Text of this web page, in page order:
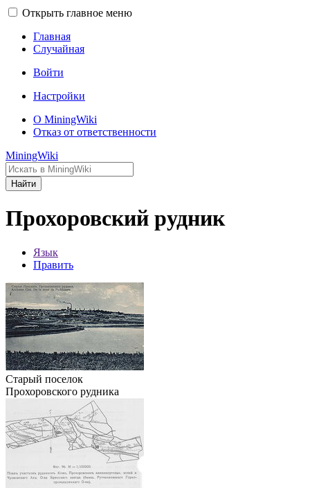
Открыть главное меню
Главная
Случайная
Войти
Настройки
О MiningWiki
Отказ от ответственности
MiningWiki
Найти
Прохоровский рудник
Язык
Править
Старый поселок
Прохоровского рудника